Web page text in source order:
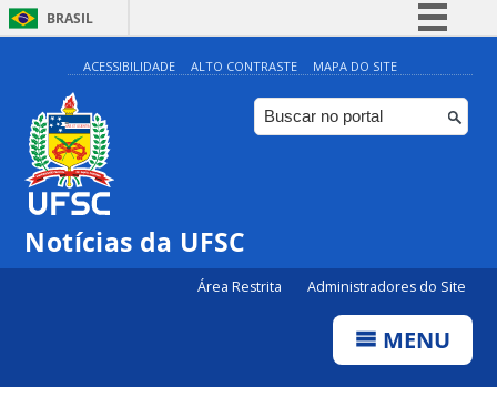
BRASIL
Simplifique!
Comunica BR
Participe
ACESSIBILIDADE ALTO CONTRASTE MAPA DO SITE
Notícias da UFSC
Área Restrita Administradores do Site
MENU